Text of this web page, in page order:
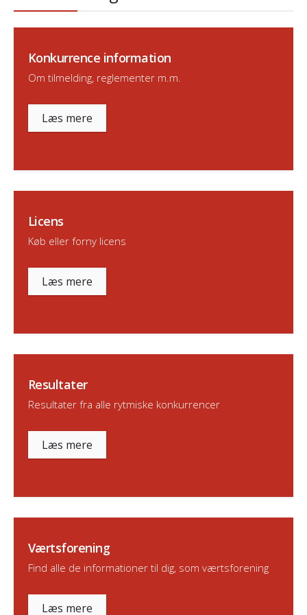
Konkurrence information
Om tilmelding, reglementer m.m.
Læs mere
Licens
Køb eller forny licens
Læs mere
Resultater
Resultater fra alle rytmiske konkurrencer
Læs mere
Værtsforening
Find alle de informationer til dig, som værtsforening
Læs mere